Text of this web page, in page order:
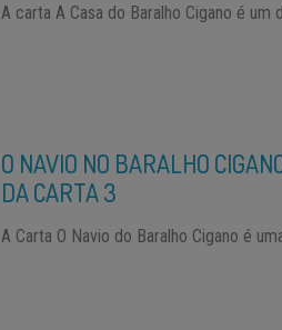
A carta A Casa do Baralho Cigano é
O NAVIO NO BARALHO
DA CARTA 3
A Carta O Navio do Baralho Cigano é